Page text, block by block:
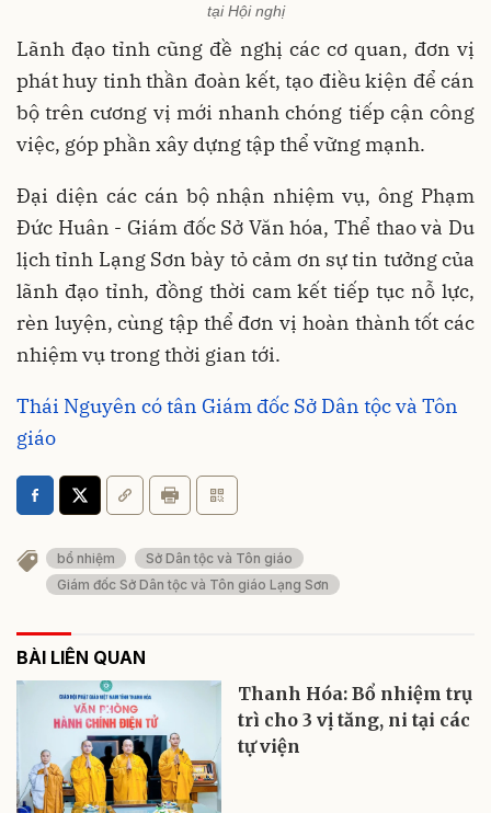
tại Hội nghị
Lãnh đạo tỉnh cũng đề nghị các cơ quan, đơn vị
phát huy tinh thần đoàn kết, tạo điều kiện để cán
bộ trên cương vị mới nhanh chóng tiếp cận công
việc, góp phần xây dựng tập thể vững mạnh.
Đại diện các cán bộ nhận nhiệm vụ, ông Phạm
Đức Huân - Giám đốc Sở Văn hóa, Thể thao và Du
lịch tỉnh Lạng Sơn bày tỏ cảm ơn sự tin tưởng của
lãnh đạo tỉnh, đồng thời cam kết tiếp tục nỗ lực,
rèn luyện, cùng tập thể đơn vị hoàn thành tốt các
nhiệm vụ trong thời gian tới.
Thái Nguyên có tân Giám đốc Sở Dân tộc và Tôn
giáo
bổ nhiệm
Sở Dân tộc và Tôn giáo
Giám đốc Sở Dân tộc và Tôn giáo Lạng Sơn
BÀI LIÊN QUAN
Thanh Hóa: Bổ nhiệm trụ
trì cho 3 vị tăng, ni tại các
tự viện